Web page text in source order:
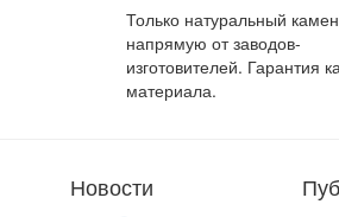
Только натуральный
напрямую от заводов-
изготовителей. Гарантия
материала.
Новости